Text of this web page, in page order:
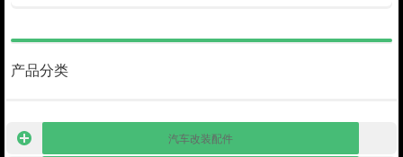
产品分类
汽车改装配件